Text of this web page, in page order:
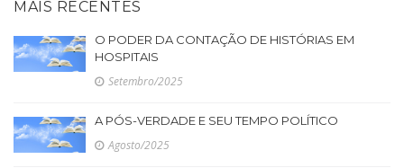
MAIS RECENTES
O PODER DA CONTAÇÃO DE HISTÓRIAS EM
HOSPITAIS
Setembro/2025
A PÓS-VERDADE E SEU TEMPO POLÍTICO
Agosto/2025